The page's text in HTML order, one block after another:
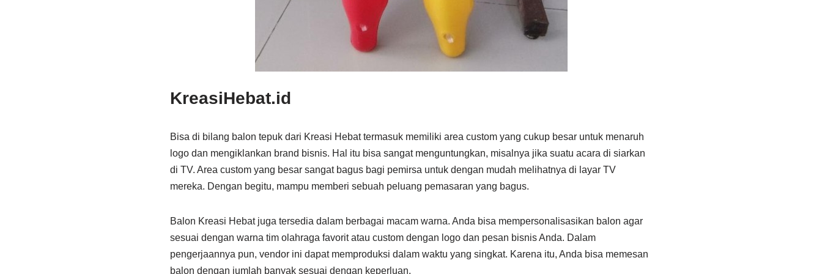
KreasiHebat.id
Bisa di bilang balon tepuk dari Kreasi Hebat termasuk memiliki area custom yang cukup besar untuk menaruh
logo dan mengiklankan brand bisnis. Hal itu bisa sangat menguntungkan, misalnya jika suatu acara di siarkan
di TV. Area custom yang besar sangat bagus bagi pemirsa untuk dengan mudah melihatnya di layar TV
mereka. Dengan begitu, mampu memberi sebuah peluang pemasaran yang bagus.
Balon Kreasi Hebat juga tersedia dalam berbagai macam warna. Anda bisa mempersonalisasikan balon agar
sesuai dengan warna tim olahraga favorit atau custom dengan logo dan pesan bisnis Anda. Dalam
pengerjaannya pun, vendor ini dapat memproduksi dalam waktu yang singkat. Karena itu, Anda bisa memesan
balon dengan jumlah banyak sesuai dengan keperluan.